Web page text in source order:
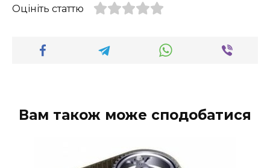
Оцініть статтю
Вам також може сподобатися